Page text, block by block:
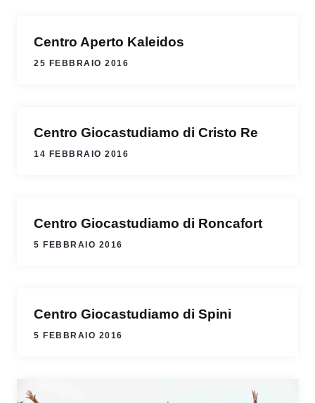
Centro Aperto Kaleidos
25 FEBBRAIO 2016
Centro Giocastudiamo di Cristo Re
14 FEBBRAIO 2016
Centro Giocastudiamo di Roncafort
5 FEBBRAIO 2016
Centro Giocastudiamo di Spini
5 FEBBRAIO 2016